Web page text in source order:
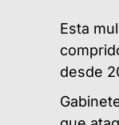
Esta
desde